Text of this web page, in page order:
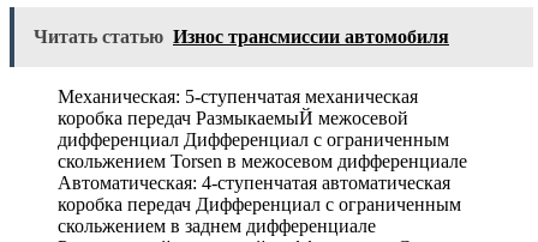
Читать статью Износ трансмиссии автомобиля
Механическая: 5-ступенчатая механическая
коробка передач РазмыкаемыЙ межосевой
дифференциал Дифференциал с ограниченным
скольжением Torsen в межосевом дифференциале
Автоматическая: 4-ступенчатая автоматическая
коробка передач Дифференциал с ограниченным
скольжением в заднем дифференциале